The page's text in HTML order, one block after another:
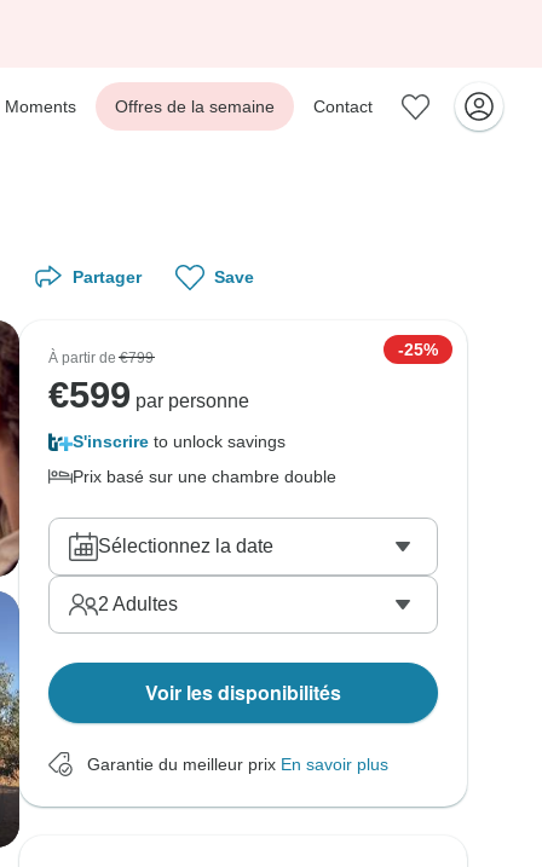
Moments Offres de la semaine Contact
Partager Save
À partir de€799 -25%
€599 par personne
S'inscrire to unlock savings
Prix basé sur une chambre double
Sélectionnez la date
2 Adultes
Voir les disponibilités
Garantie du meilleur prix En savoir plus